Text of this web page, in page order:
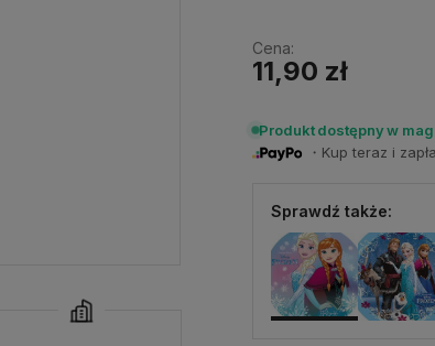
Cena:
11,90 zł
Produkt dostępny w
・Kup teraz i
Sprawdź także: